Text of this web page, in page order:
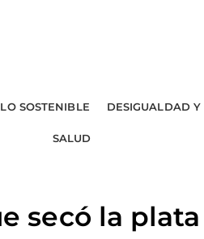
SOSTENIBLE DESIGUALDAD
SALUD
secó la plata